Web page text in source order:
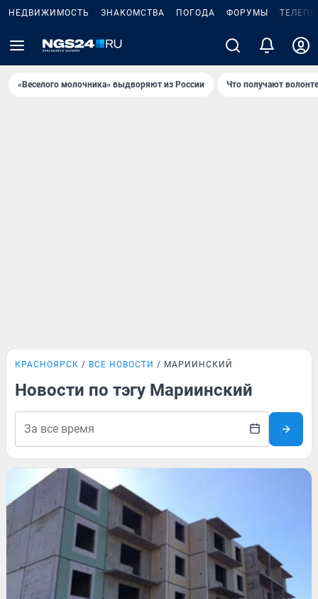
НЕДВИЖИМОСТЬ ЗНАКОМСТВА ПОГОДА ФОРУМЫ
«Веселого молочника» выдворяют из России Что получают
КРАСНОЯРСК ВСЕ НОВОСТИ МАРИИНСКИЙ
Новости по тэгу Мариинский